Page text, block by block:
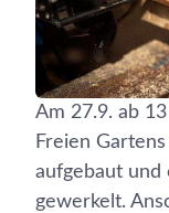
Am 27.9. ab
Freien
aufgebaut und
gewerkelt.